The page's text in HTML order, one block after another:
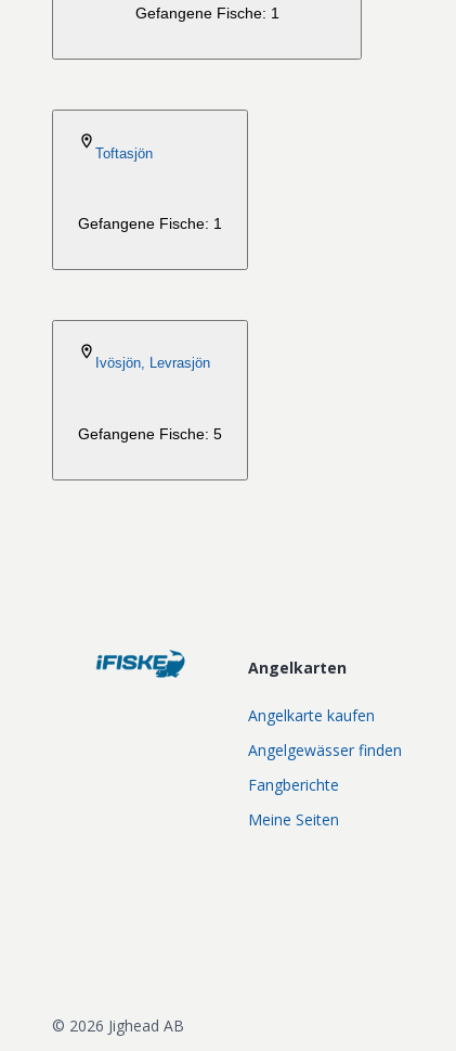
Gefangene Fische: 1
Toftasjön
Gefangene Fische: 1
Ivösjön, Levrasjön
Gefangene Fische: 5
Angelkarten
Angelkarte kaufen
Angelgewässer finden
Fangberichte
Meine Seiten
© 2026 Jighead AB